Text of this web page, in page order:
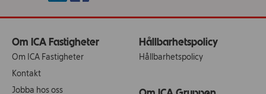
Om ICA Fastigheter
Om ICA Fastigheter
Kontakt
Jobba hos oss
Hållbarhetspolicy
Hållbarhetspolicy